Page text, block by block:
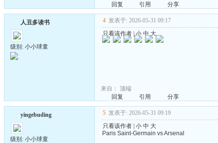
回复
引用 分享
人丑多读书
级别: 小小球童
4 发表于: 2026-05-31 09:17
只看该作者 |小 中 大
来自： 顶端
回复
引用 分享
yingebuding
级别: 小小球童
5 发表于: 2026-05-31 09:19
只看该作者 小 中 大
Paris Saint-Germain vs Arsenal